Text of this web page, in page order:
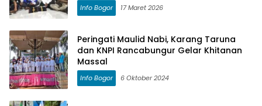
Info Bogor 17 Maret 2026
Peringati Maulid Nabi, Karang Taruna
dan KNPI Rancabungur Gelar Khitanan
Massal
Info Bogor 6 Oktober 2024